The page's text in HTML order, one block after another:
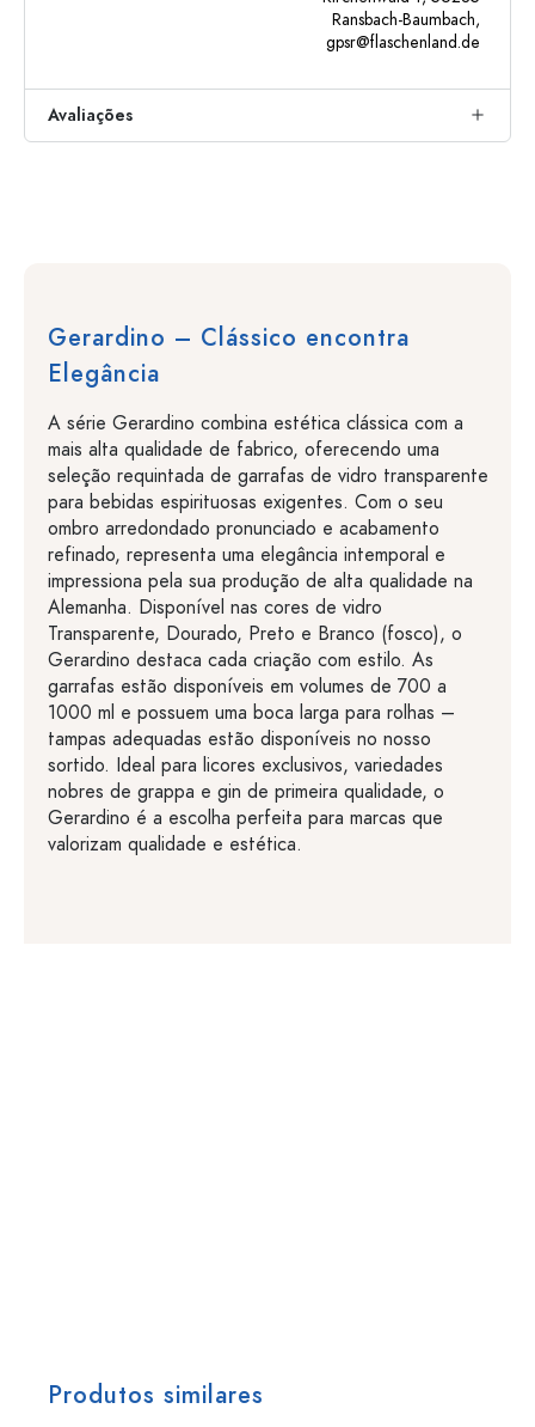
Ransbach-Baumbach,
gpsr@flaschenland.de
Avaliações
Gerardino – Clássico encontra
Elegância
A série Gerardino combina estética clássica com a
mais alta qualidade de fabrico, oferecendo uma
seleção requintada de garrafas de vidro transparente
para bebidas espirituosas exigentes. Com o seu
ombro arredondado pronunciado e acabamento
refinado, representa uma elegância intemporal e
impressiona pela sua produção de alta qualidade na
Alemanha. Disponível nas cores de vidro
Transparente, Dourado, Preto e Branco (fosco), o
Gerardino destaca cada criação com estilo. As
garrafas estão disponíveis em volumes de 700 a
1000 ml e possuem uma boca larga para rolhas –
tampas adequadas estão disponíveis no nosso
sortido. Ideal para licores exclusivos, variedades
nobres de grappa e gin de primeira qualidade, o
Gerardino é a escolha perfeita para marcas que
valorizam qualidade e estética.
Produtos similares